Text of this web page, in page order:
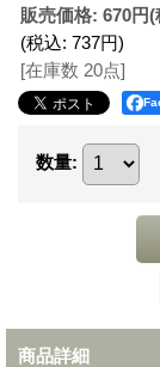
販売価格: 670円(
(税込: 737円)
[在庫数 20点]
数量:
商品詳細